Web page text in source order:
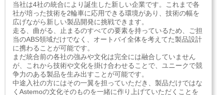
当社は4社の統合により誕生した新しい企業です。これまで各
社が培った技術を2輪車に応用できる環境があり、技術の幅を
広げながら新しい製品開発に挑戦できます。
走る、曲がる、止まるのすべての要素を持っているため、ご担
当のABS領域だけでなく、オートバイ全体を考えてた製品設計
に携わることが可能です。
まだ統合前の各社の強みや文化は完全には融合していません
が、これから技術や文化を掛け合わせることで、ユニークで競
争力のある製品を生み出すことが可能です。
中途入社の方にはその一翼を担っていただき、製品だけではな
くAstemoの文化そのものを一緒に作り上げていただくことを